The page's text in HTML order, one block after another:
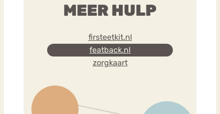
MEER HULP
firsteetkit.nl
featback.nl
zorgkaart